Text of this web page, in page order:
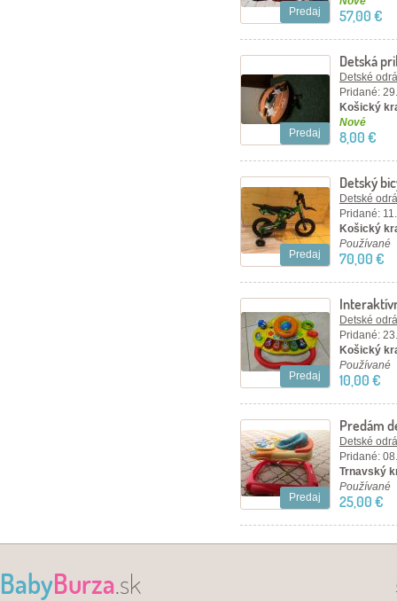
Predaj 57,00 €
Predaj
Detská
Detské
Pridané:
Košický
Nové
8,00 €
Predaj
Detský
Detské
Pridané:
Košický
Používané
70,00 €
Predaj
jednom
Detské
Pridané:
Košický
Používané
10,00 €
Predaj
Predám
Detské
Pridané:
Trnavský
Používané
25,00 €
BabyBurza.sk